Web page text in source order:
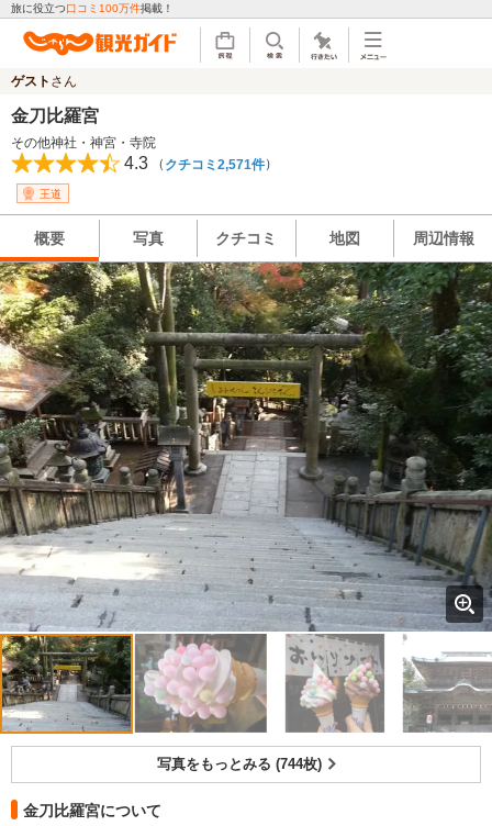
旅に役立つ口コミ100万件掲載！
ゲスト さん
金刀比羅宮
その他神社・神宮・寺院
4.3 （ クチコミ2,571件）
王道
概要 写真 クチコミ 地図 周辺情報
写真をもっとみる (744枚)
金刀比羅宮について